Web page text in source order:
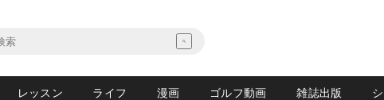
レッスン ライフ 漫画 ゴルフ動画 雑誌出版